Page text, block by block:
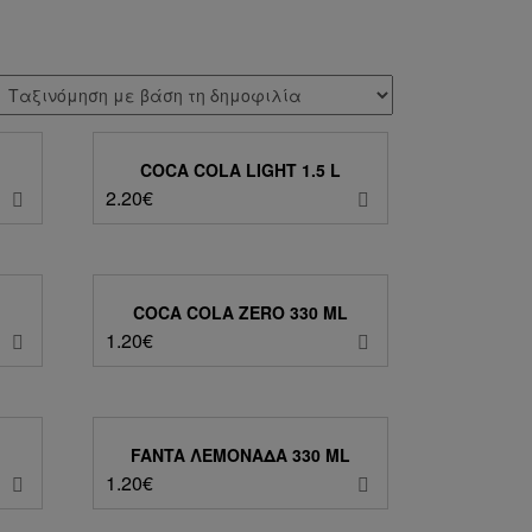
COCA COLA LIGHT 1.5 L
2.20€
COCA COLA ZERO 330 ML
1.20€
FANTA ΛΕΜΟΝΆΔΑ 330 ML
1.20€